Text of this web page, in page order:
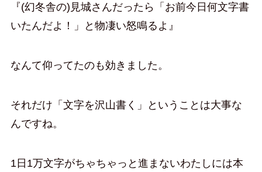
『(幻冬舎の)見城さんだったら「お前今日何文字書
いたんだよ！」と物凄い怒鳴るよ』
なんて仰ってたのも効きました。
それだけ「文字を沢山書く」ということは大事な
んですね。
1日1万文字がちゃちゃっと進まないわたしには本